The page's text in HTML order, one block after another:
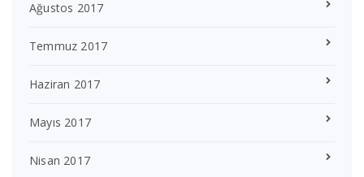
Ağustos 2017
Temmuz 2017
Haziran 2017
Mayıs 2017
Nisan 2017